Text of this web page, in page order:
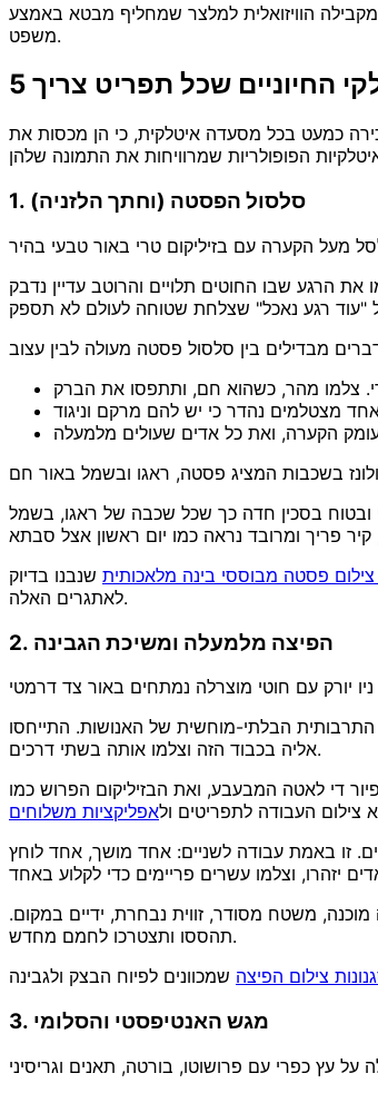
הוויזואלית למלצר שמחליף מבטא באמצע
משפט.
החיוניים שכל תפריט צריך
כמעט בכל מסעדה איטלקית, כי הן מכסות את
1. סלסול הפסטה (וחתך הלזניה)
מעל הקערה עם בזיליקום טרי באור טבעי בהיר
הרגע שבו החוטים תלויים והרוטב עדיין נדבק
בשכבות המציג פסטה, ראגו ובשמל באור חם
ובטוח בסכין חדה כך שכל שכבה של ראגו, בשמל
צילום פסטה מבוססי בינה מלאכותית שנבנו בדיוק
לאתגרים האלה.
2. הפיצה מלמעלה ומשיכת הגבינה
יורק עם חוטי מוצרלה נמתחים באור צד דרמטי
הבלתי-מוחשית של האנושות. התייחסו
אליה בכבוד הזה וצלמו אותה בשתי דרכים.
די לאטה המבעבע, ואת הבזיליקום הפרוש כמו
צילום העבודה לתפריטים ולאפליקציות משלוחים
זו באמת עבודה לשניים: אחד מושך, אחד לוחץ
משטח מסודר, זווית נבחרת, ידיים במקום.
תהססו ותצטרכו לחמם מחדש.
צילום הפיצה
3. מגש האנטיפסטי והסלומי
על עץ כפרי עם פרושוטו, בורטה, תאנים וגריסיני